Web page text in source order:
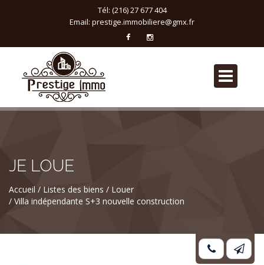
Tél: (216) 27 677 404
Email: prestige.immobiliere@gmx.fr
JE LOUE
Accueil Listes des biens
Louer
Villa indépendante S+3 nouvelle construction